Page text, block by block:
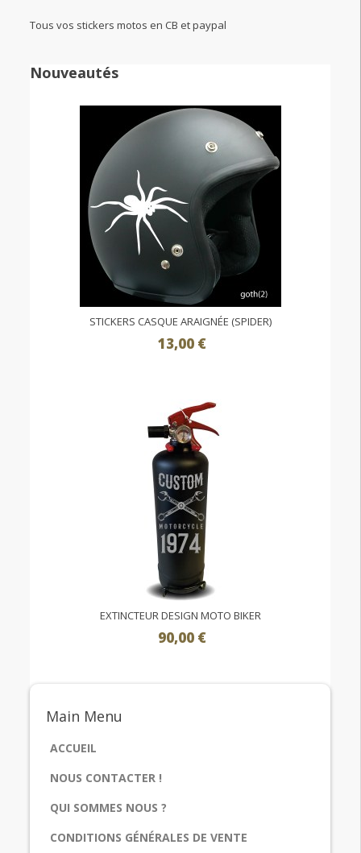
Tous vos stickers motos en CB et paypal
Nouveautés
STICKERS CASQUE ARAIGNÉE (SPIDER)
13,00 €
EXTINCTEUR DESIGN MOTO BIKER
90,00 €
Main Menu
ACCUEIL
NOUS CONTACTER !
QUI SOMMES NOUS ?
CONDITIONS GÉNÉRALES DE VENTE